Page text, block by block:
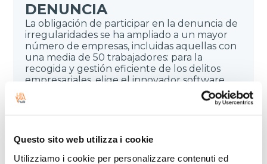
Questo sito web utilizza i cookie
Utilizziamo i cookie per personalizzare contenuti ed
DENUNCIA
La obligación de participar en la denuncia de
irregularidades se ha ampliado a un mayor
número de empresas, incluidas aquellas con
una media de 50 trabajadores: para la
recogida y gestión eficiente de los delitos
empresariales, elige el innovador software
Leviahub y garantiza siempre la máxima
confidencialidad de los informes. Para más
información, contáctanos.